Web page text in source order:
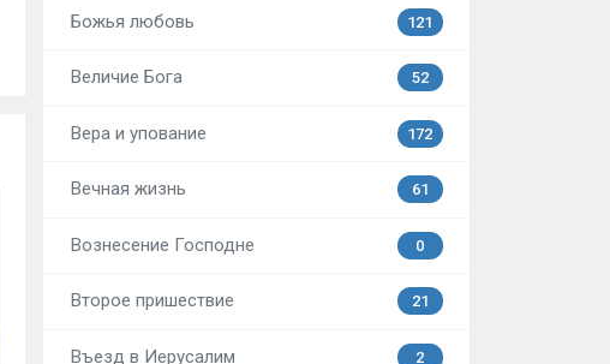
Божья любовь 121
Величие Бога 52
Вера и упование 172
Вечная жизнь 61
Вознесение Господне 0
Второе пришествие 21
Въезд в Иерусалим 2